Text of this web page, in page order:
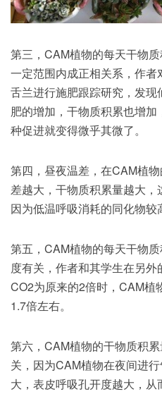
第三，CAM植物的每天干物
一定范围内成正相关系，作
舌兰进行施肥跟踪研究，发
肥的增加，干物质积累也增
种促进就变得微乎其微了。
第四，昼夜温差，在CAM植
差越大，干物质积累量越大，
因为低温呼吸消耗的同化物较
第五，CAM植物的每天干物
度有关，作者和其学生在另
CO2为原来的2倍时，CAM植
1.7倍左右。
第六，CAM植物的干物质积
关，因为CAM植物在夜间进
大，表皮呼吸孔开度越大，